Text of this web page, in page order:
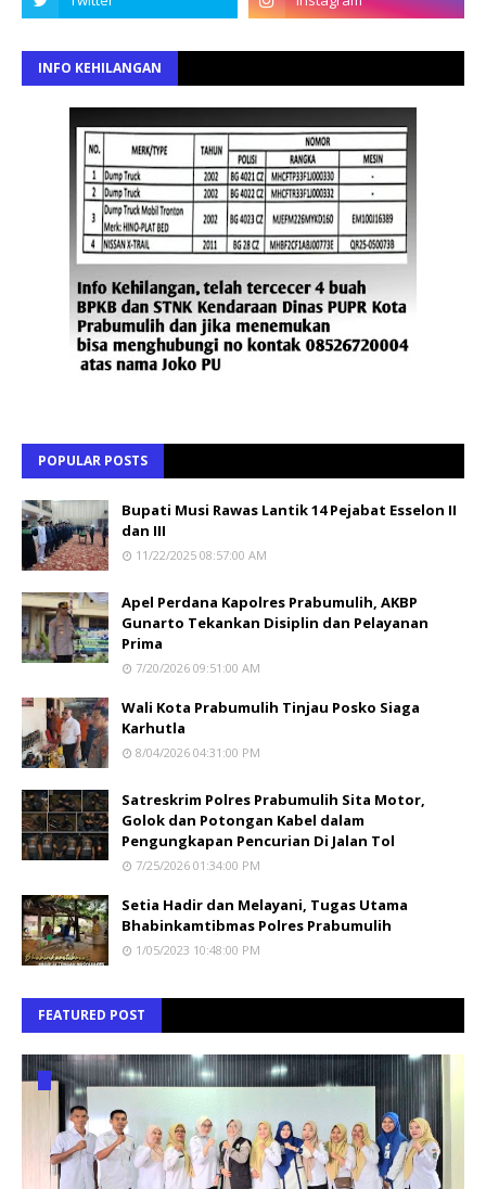
INFO KEHILANGAN
POPULAR POSTS
Bupati Musi Rawas Lantik 14 Pejabat Esselon II
dan III
11/22/2025 08:57:00 AM
Apel Perdana Kapolres Prabumulih, AKBP
Gunarto Tekankan Disiplin dan Pelayanan
Prima
7/20/2026 09:51:00 AM
Wali Kota Prabumulih Tinjau Posko Siaga
Karhutla
8/04/2026 04:31:00 PM
Satreskrim Polres Prabumulih Sita Motor,
Golok dan Potongan Kabel dalam
Pengungkapan Pencurian Di Jalan Tol
7/25/2026 01:34:00 PM
Setia Hadir dan Melayani, Tugas Utama
Bhabinkamtibmas Polres Prabumulih
1/05/2023 10:48:00 PM
FEATURED POST